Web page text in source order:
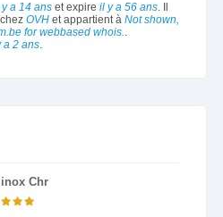
a 14 anset expire il y a 56 ans. Il
OVHet appartient à Not shown,
for webbased whois..
a 2 ans.
Chr